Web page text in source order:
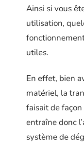
Ainsi si vous
utilisation,
utiles.
En effet, bien
matériel, la
faisait de
entraîne donc
système de